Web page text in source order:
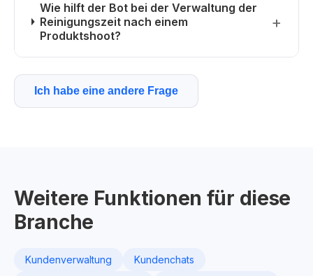
Wie hilft der Bot bei der Verwaltung der
Reinigungszeit nach einem
Produktshoot?
Ich habe eine andere Frage
Weitere Funktionen für diese
Branche
Kundenverwaltung
Kundenchats